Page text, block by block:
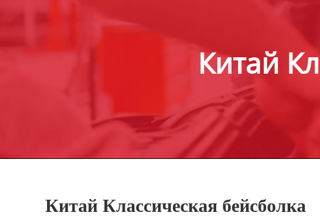
Китай
Китай Классическая бейсболка